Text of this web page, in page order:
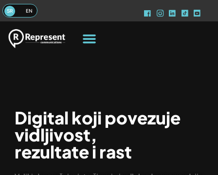
Digital koji povezuje
vidljivost,
rezultate i rast